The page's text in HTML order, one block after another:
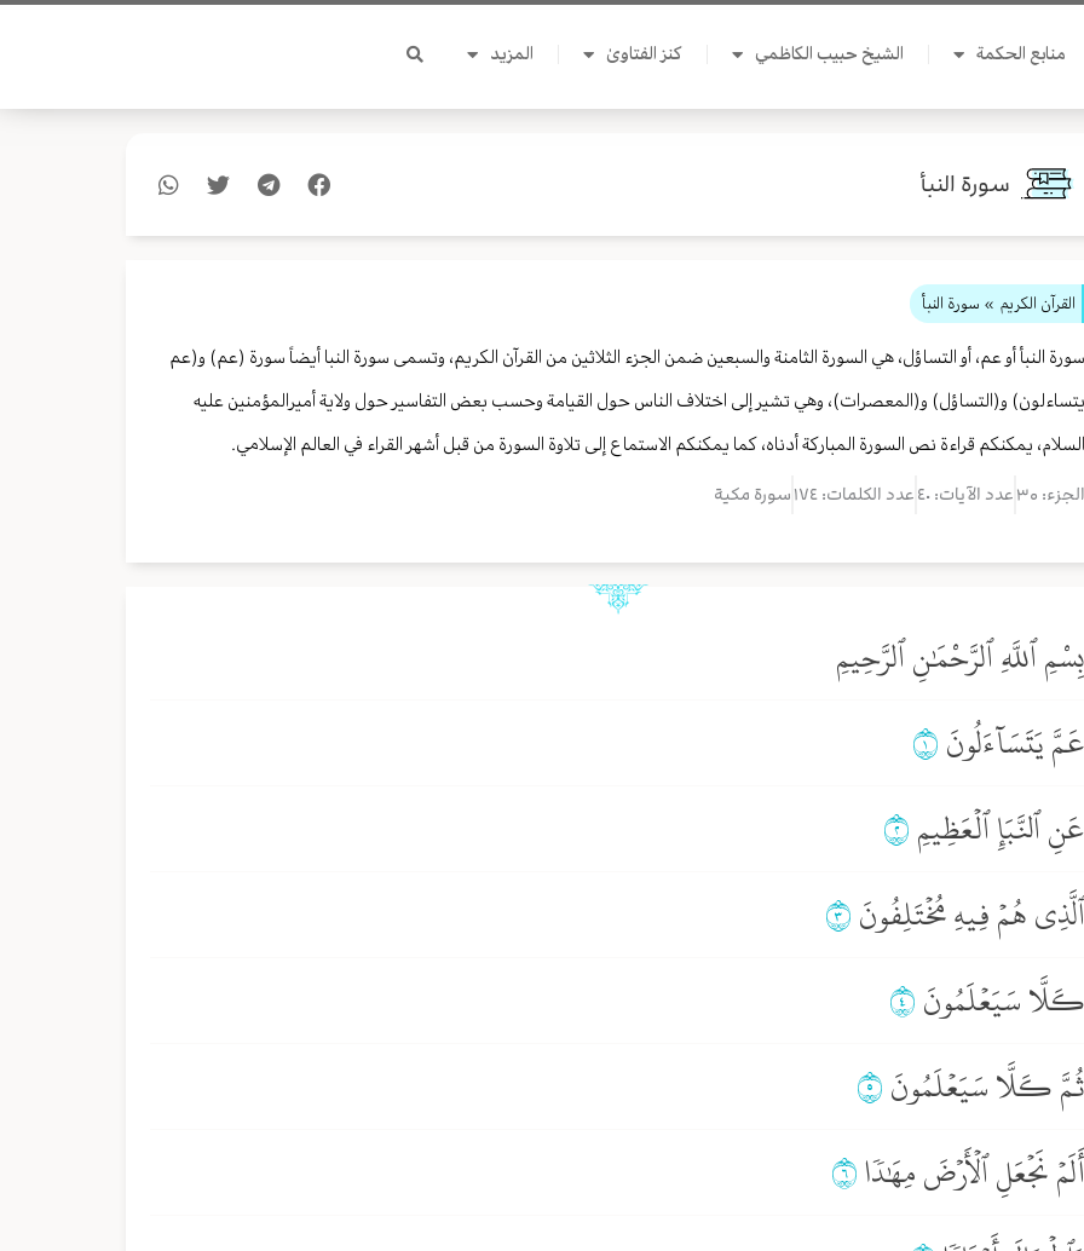
منابع الحكمة الشيخ حبيب الكاظمي كنز الفتاوىٰ المزيد
سورة النبأ
القرآن الكريم » سورة النبأ
سورة النبأ أو عم، أو التساؤل، هي السورة الثامنة والسبعين ضمن الجزء الثلاثين من القرآن الكريم، وتسمى سورة النبا أيضاً سورة (عم) و(عم
يتساءلون) و(التساؤل) و(المعصرات)، وهي تشير إلى اختلاف الناس حول القيامة وحسب بعض التفاسير حول ولاية أميرالمؤمنين عليه
السلام، يمكنكم قراءة نص السورة المباركة أدناه، كما يمكنكم الاستماع إلى تلاوة السورة من قبل أشهر القراء في العالم الإسلامي.
الجزء: ٣۰ عدد الآيات: ٤٠ عدد الكلمات: ١٧٤ سورة مكية
بِسْمِ ٱللَّهِ ٱلرَّحْمَٰنِ ٱلرَّحِيمِ
عَمَّ يَتَسَآءَلُونَ١
عَنِ ٱلنَّبَإِ ٱلۡعَظِيمِ٢
هُمۡ فِيهِ مُخۡتَلِفُونَ٣
كـَلَّا سَيَعۡلَمُونَ٤
ثُمَّ كـَلَّا سَيَعۡلَمُونَ٥
أَلَمۡ نَجۡعَلِ ٱلۡأَرۡضَ مِهَٰدٗا٦